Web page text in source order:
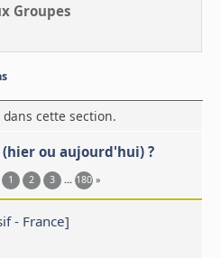
Groupes
cette section.
ou aujourd'hui) ?
1 2 3 ... 180»
- France]